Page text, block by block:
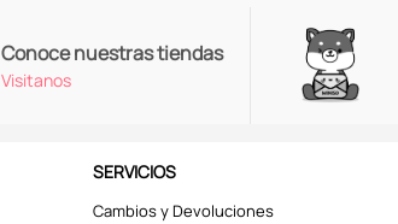
Conoce nuestras tiendas
Visitanos
SERVICIOS
Cambios y Devoluciones